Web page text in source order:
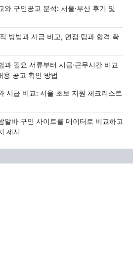
와 구인공고 분석: 서울·부산 후기 및
방법과 시급 비교, 면접 팁과 합격 확
과 필요 서류부터 시급·근무시간 비교
용 공고 확인 방법
시급 비교: 서울 초보 지원 체크리스트
알바 구인 사이트를 데이터로 비교하고
제시